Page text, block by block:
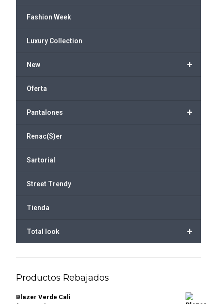
Fashion Week
Luxury Collection
+
New
Oferta
+
Pantalones
Renac(S)er
Sartorial
Street Trendy
Tienda
+
Total look
Productos Rebajados
Blazer Verde Cali